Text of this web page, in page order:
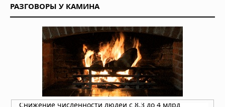
2026 году движется к побережью
Восточной Азии
01.08.2026 в 15:17
Землетрясение в Италии: магнитуда
4,7 у Неаполя, повреждения и
отключения электроэнергии
01.08.2026 в 09:32
Подводный супервулкан Кикай
заполняется свежей магмой: новое
РАЗГОВОРЫ У КАМИНА